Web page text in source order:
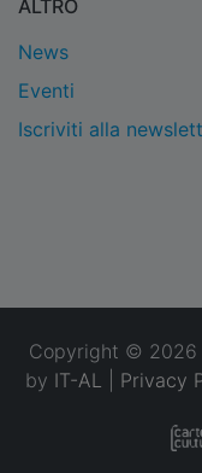
ALTRO
News
Eventi
Iscriviti alla
Copyright © 2026
by IT-AL Privacy